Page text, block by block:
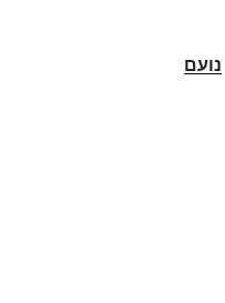
נועם